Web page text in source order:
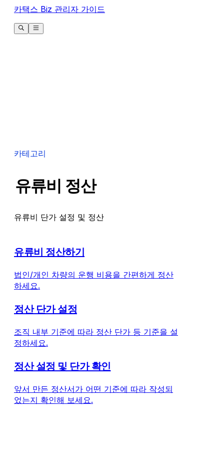
카택스 Biz 관리자 가이드
카테고리
유류비 정산
유류비 단가 설정 및 정산
유류비 정산하기
법인/개인 차량의 운행 비용을 간편하게 정산
하세요.
정산 단가 설정
조직 내부 기준에 따라 정산 단가 등 기준을 설
정하세요.
정산 설정 및 단가 확인
앞서 만든 정산서가 어떤 기준에 따라 작성되
었는지 확인해 보세요.